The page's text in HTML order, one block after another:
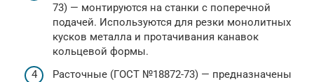
73) — монтируются на станки с поперечной
подачей. Используются для резки монолитных
кусков металла и протачивания канавок
кольцевой формы.
Расточные (ГОСТ №18872-73) — предназначены